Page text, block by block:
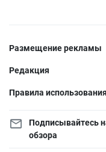
Размещение рекламы
Редакция
Правила
Подписывайтесь
обзора